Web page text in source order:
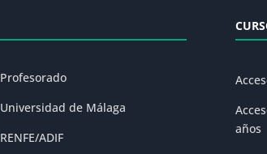
Profesorado
Universidad de Málaga
RENFE/ADIF
años